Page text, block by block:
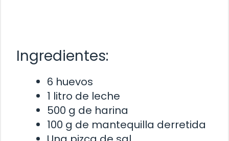
Ingredientes:
6 huevos
1 litro de leche
500 g de harina
100 g de mantequilla derretida